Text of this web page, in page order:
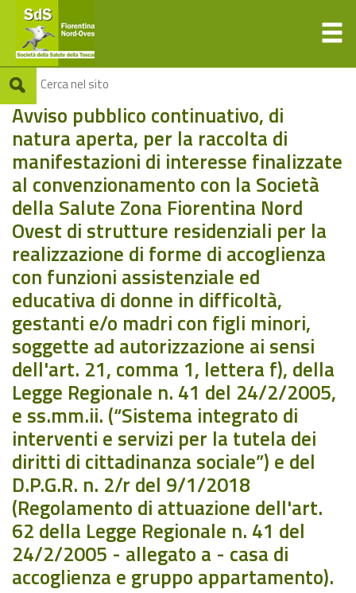
Avviso pubblico continuativo, di
natura aperta, per la raccolta di
manifestazioni di interesse finalizzate
al convenzionamento con la Società
della Salute Zona Fiorentina Nord
Ovest di strutture residenziali per la
realizzazione di forme di accoglienza
con funzioni assistenziale ed
educativa di donne in difficoltà,
gestanti e/o madri con figli minori,
soggette ad autorizzazione ai sensi
dell'art. 21, comma 1, lettera f), della
Legge Regionale n. 41 del 24/2/2005,
e ss.mm.ii. (“Sistema integrato di
interventi e servizi per la tutela dei
diritti di cittadinanza sociale”) e del
D.P.G.R. n. 2/r del 9/1/2018
(Regolamento di attuazione dell'art.
62 della Legge Regionale n. 41 del
24/2/2005 - allegato a - casa di
accoglienza e gruppo appartamento).